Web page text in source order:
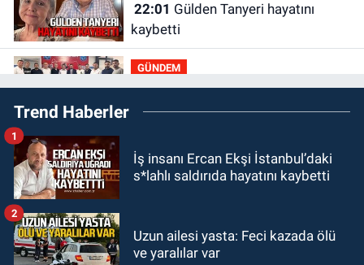
22:01
kaybetti
GÜNDEM
21:22Savaş Çiloğlu ve yönetimi
Başkan Köksal Tunçtürk’ü kutladı
21:05
19:34Zonguldakspor Bolu'da 3
Trend Haberler
İş insanı Ercan Ekşi İstanbul’daki
s*lahlı saldırıda hayatını kaybetti
1
Uzun ailesi yasta: Feci kazada ölü
ve yaralılar var
2